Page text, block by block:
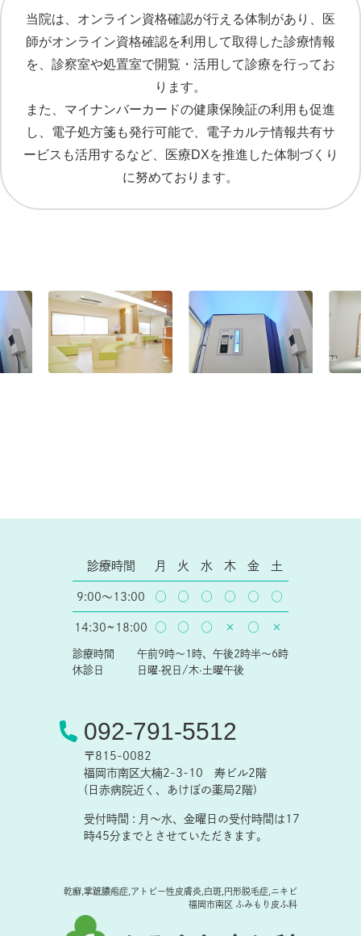
当院は、オンライン資格確認が行える体制があり、医
師がオンライン資格確認を利用して取得した診療情報
を、診察室や処置室で開覧・活用して診療を行ってお
ります。
また、マイナンバーカードの健康保険証の利用も促進
し、電子処方箋も発行可能で、電子カルテ情報共有サ
ービスも活用するなど、医療DXを推進した体制づくり
に努めております。
乾癬,掌蹠膿疱症,アトピー性皮膚炎,白斑,円形脱毛症,ニキビ
福岡市南区 ふみもり皮ふ科
092-791-5512
〒815-0082
福岡市南区大楠2-3-10 寿ビル2階
(日赤病院近く、あけぼの薬局2階)
受付時間 : 月～水、金曜日の受付時間は17
時45分までとさせていただきます。
診療時間 月 火 水 木 金 土
9:00〜13:00 ○ ○ ○ ○ ○ ○
14:30~18:00 ○ ○ ○ × ○ ×
診療時間
午前9時～1時、午後2時半～6時
休診日
日曜·祝日/木·土曜午後